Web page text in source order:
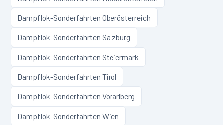
Dampflok-SonderfahrtenOberösterreich
Dampflok-Sonderfahrten Salzburg
Dampflok-Sonderfahrten Steiermark
Dampflok-SonderfahrtenTirol
Dampflok-SonderfahrtenVorarlberg
Dampflok-SonderfahrtenWien